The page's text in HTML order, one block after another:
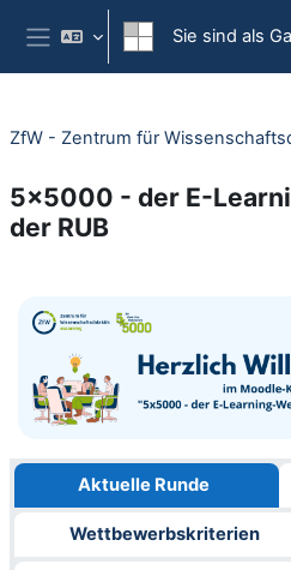
Zum Hauptinhalt
Website-Übersicht
Sie sind als
5x5000 - der E-
der RUB
Aktuelle Runde
Wettbewerbskriterien